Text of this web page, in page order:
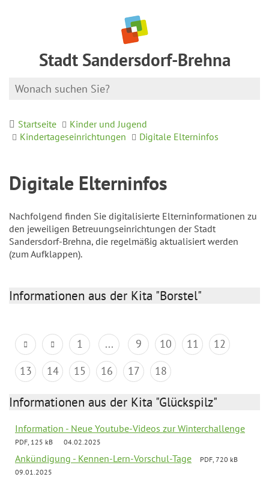
Stadt Sandersdorf-Brehna
Startseite
Kinder und Jugend
Kindertageseinrichtungen
Digitale Elterninfos
Digitale Elterninfos
Nachfolgend finden Sie digitalisierte Elterninformationen zu
den jeweiligen Betreuungseinrichtungen der Stadt
Sandersdorf-Brehna, die regelmäßig aktualisiert werden
(zum Aufklappen).
Informationen aus der Kita "Borstel"
1 ... 9 10 11
12
13
14 15 16 17 18
Informationen aus der Kita "Glückspilz"
Information - Neue Youtube-Videos zur Winterchallenge
PDF, 125 kB 04.02.2025
Ankündigung - Kennen-Lern-Vorschul-Tage
PDF, 720 kB
09.01.2025